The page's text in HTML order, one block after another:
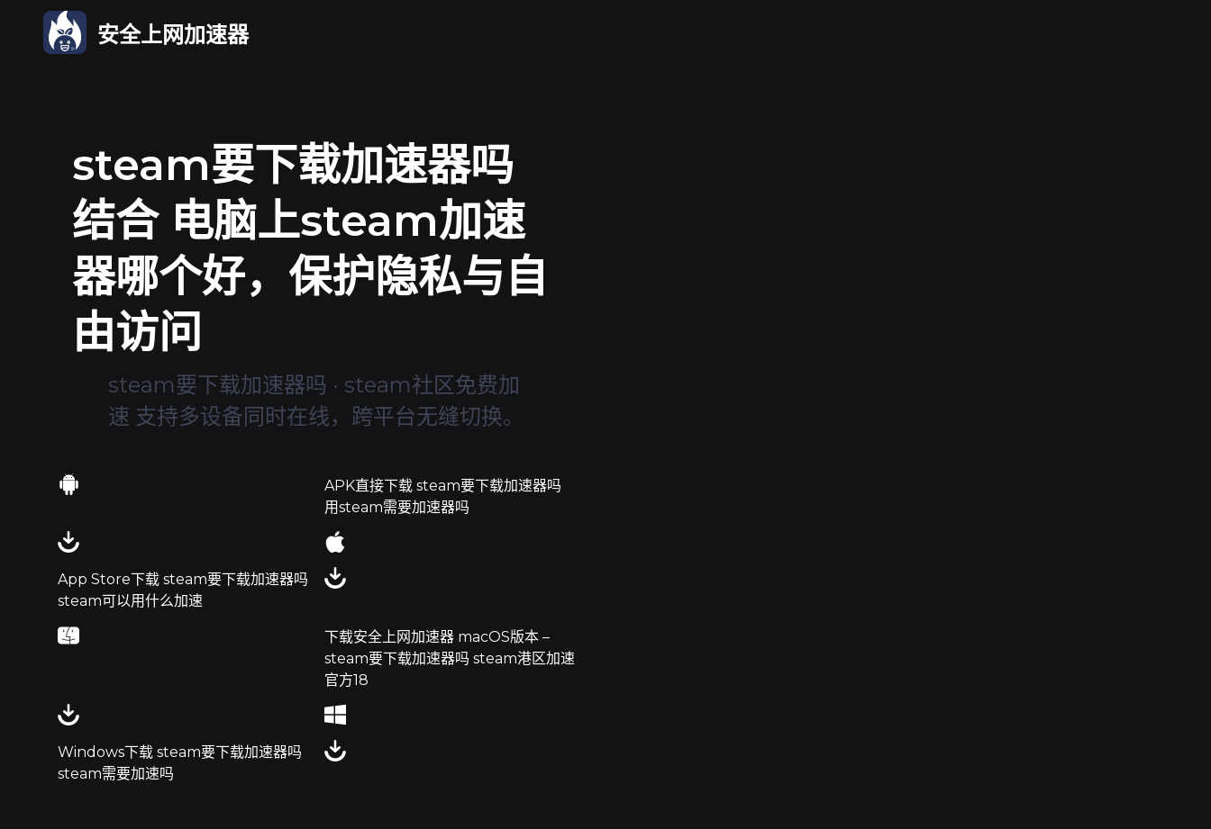
安全上网加速器
steam要下载加速器吗
结合 电脑上steam加速
器哪个好，保护隐私与自
由访问
steam要下载加速器吗 · steam社区免费加
速 支持多设备同时在线，跨平台无缝切换。
APK直接下载 steam要下载加速器吗
用steam需要加速器吗
App Store下载 steam要下载加速器吗
steam可以用什么加速
下载安全上网加速器 macOS版本 –
steam要下载加速器吗 steam港区加速
官方18
Windows下载 steam要下载加速器吗
steam需要加速吗